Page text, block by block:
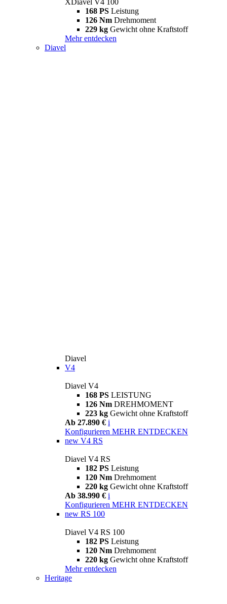
XDiavel V4 100
168 PS Leistung
126 Nm Drehmoment
229 kg Gewicht ohne Kraftstoff
Mehr entdecken
Diavel
Diavel
V4
Diavel V4
168 PS LEISTUNG
126 Nm DREHMOMENT
223 kg Gewicht ohne Kraftstoff
Ab 27.890 € i
Konfigurieren MEHR ENTDECKEN
new V4 RS
Diavel V4 RS
182 PS Leistung
120 Nm Drehmoment
220 kg Gewicht ohne Kraftstoff
Ab 38.990 € i
Konfigurieren MEHR ENTDECKEN
new RS 100
Diavel V4 RS 100
182 PS Leistung
120 Nm Drehmoment
220 kg Gewicht ohne Kraftstoff
Mehr entdecken
Heritage